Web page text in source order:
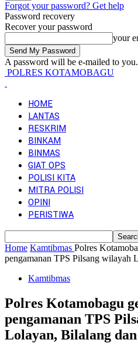
Forgot your password? Get help
Password recovery
Recover your password
your
A password will be e-mailed to you.
POLRES KOTAMOBAGU
HOME
LANTAS
RESKRIM
BINKAM
BINMAS
GIAT OPS
POLISI KITA
MITRA POLISI
OPINI
PERISTIWA
Home Kamtibmas Polres
pengamanan TPS Pilsang wilayah
Kamtibmas
Polres Kotamobagu
pengamanan TPS
Lolayan, Bilalang dan